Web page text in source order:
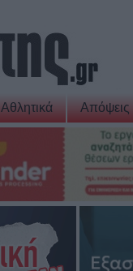
Αθλητικά Απόψεις